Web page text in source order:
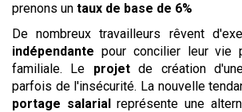
prenons un taux de base de 6%
De nombreux travailleurs rêvent
indépendante pour concilier leur vie
familiale. Le projetde création
parfois de l'insécurité. La nouvelle
portage salarialreprésente une